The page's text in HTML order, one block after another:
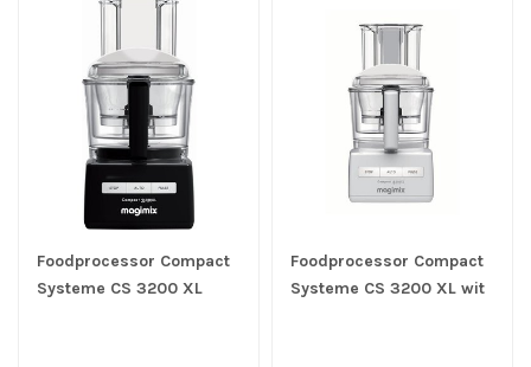
Foodprocessor Compact
Systeme CS 3200 XL
Foodprocessor Compact
Systeme CS 3200 XL wit